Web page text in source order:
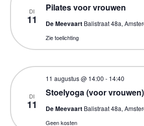
DI
11
Pilates voor vrouwen
De Meevaart Balistraat 48a,
Zie toelichting
DI
11
Stoelyoga (voor vrouwen)
11 augustus @ 14:00 - 14:40
De Meevaart Balistraat 48a,
Geen kosten